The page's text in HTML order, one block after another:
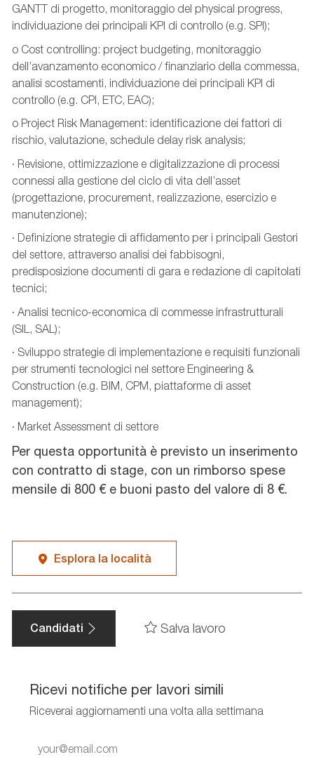
GANTT di progetto, monitoraggio del physical progress,
individuazione dei principali KPI di controllo (e.g. SPI);
o Cost controlling: project budgeting, monitoraggio
dell’avanzamento economico / finanziario della commessa,
analisi scostamenti, individuazione dei principali KPI di
controllo (e.g. CPI, ETC, EAC);
o Project Risk Management: identificazione dei fattori di
rischio, valutazione, schedule delay risk analysis;
· Revisione, ottimizzazione e digitalizzazione di processi
connessi alla gestione del ciclo di vita dell’asset
(progettazione, procurement, realizzazione, esercizio e
manutenzione);
· Definizione strategie di affidamento per i principali Gestori
del settore, attraverso analisi dei fabbisogni,
predisposizione documenti di gara e redazione di capitolati
tecnici;
· Analisi tecnico-economica di commesse infrastrutturali
(SIL, SAL);
· Sviluppo strategie di implementazione e requisiti funzionali
per strumenti tecnologici nel settore Engineering &
Construction (e.g. BIM, CPM, piattaforme di asset
management);
· Market Assessment di settore
Per questa opportunità è previsto un inserimento
con contratto di stage, con un rimborso spese
mensile di 800 € e buoni pasto del valore di 8 €.
Esplora la località
Candidati Salva lavoro
Ricevi notifiche per lavori simili
Riceverai aggiornamenti una volta alla settimana
Email